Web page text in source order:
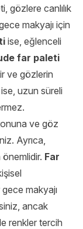
gözlere canlılık
makyajı için
ise, eğlenceli
far paleti
ve gözlerin
ise, uzun süreli
ve göz
Ayrıca,
önemlidir. Far
makyajı
ancak
renkler tercih